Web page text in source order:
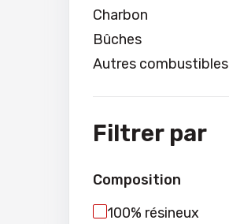
Charbon
Bûches
Autres combustibles
Filtrer par
Composition
100% résineux